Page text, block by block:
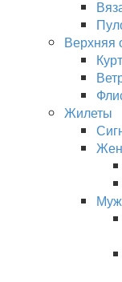
Верхняя
Жилеты